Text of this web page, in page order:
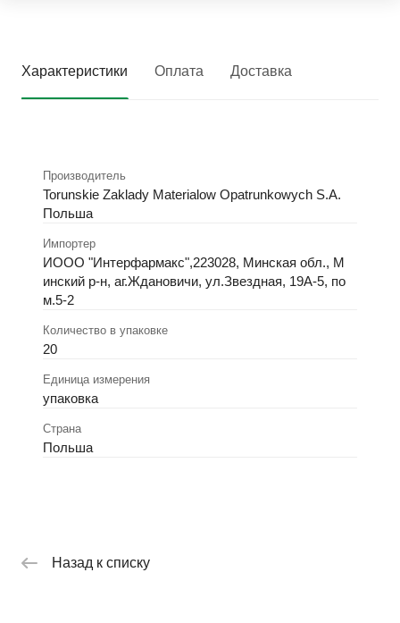
Характеристики Оплата Доставка
Производитель
Torunskie Zaklady Materialow Opatrunkowych S.A.
Польша
Импортер
ИООО "Интерфармакс",223028, Минская обл., М
инский р-н, аг.Ждановичи, ул.Звездная, 19А-5, по
м.5-2
Количество в упаковке
20
Единица измерения
упаковка
Страна
Польша
Назад к списку